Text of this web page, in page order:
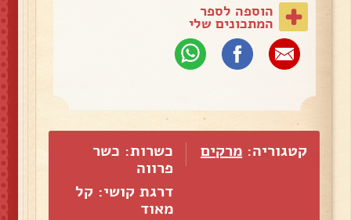
הוספה לספר
המתכונים שלי
קטגוריה: מרקים
כשרות: כשר
פרווה
דרגת קושי: קל
מאוד